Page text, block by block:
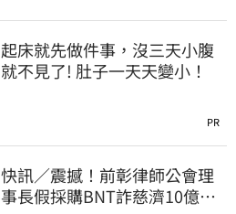
起床就先做件事，沒三天小腹
就不見了! 肚子一天天變小！
PR
快訊／震撼！前彰律師公會理
事長假採購BNT詐慈濟10億、